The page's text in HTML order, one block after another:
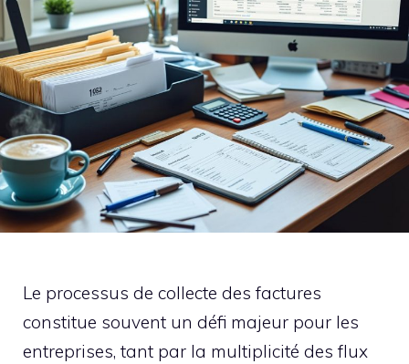
Le processus de collecte des factures
constitue souvent un défi majeur pour les
entreprises, tant par la multiplicité des flux